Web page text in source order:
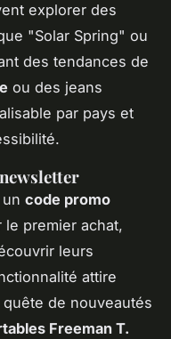
explorer des
"Solar Spring" ou
des tendances de
ou des jeans
par pays et
code promo
le premier achat,
leurs
attire
de nouveautés
Freeman T.